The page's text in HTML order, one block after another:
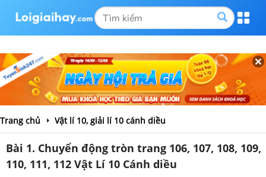
Trang chủ Vật lí 10, giải lí 10 cánh diều
Bài 1. Chuyển động tròn trang 106, 107, 108, 109,
110, 111, 112 Vật Lí 10 Cánh diều